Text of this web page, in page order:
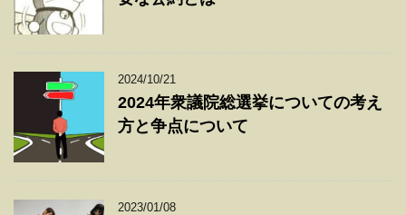
2024/10/21
2024年衆議院総選挙についての考え
方と争点について
2023/01/08